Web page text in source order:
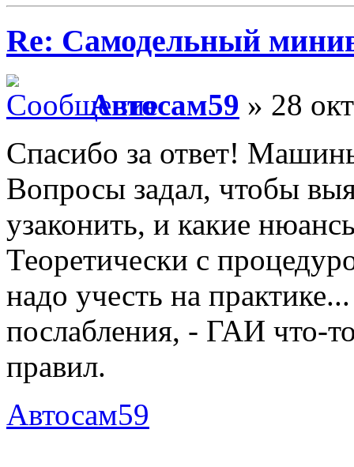
Re: Самодельный
Автосам59 » 28
Спасибо за ответ!
Вопросы задал, чтобы
узаконить, и какие
Теоретически с
надо учесть на
послабления, - ГАИ что-
правил.
Автосам59